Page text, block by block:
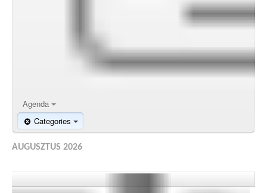
Agenda
Categories
AUGUSZTUS 2026